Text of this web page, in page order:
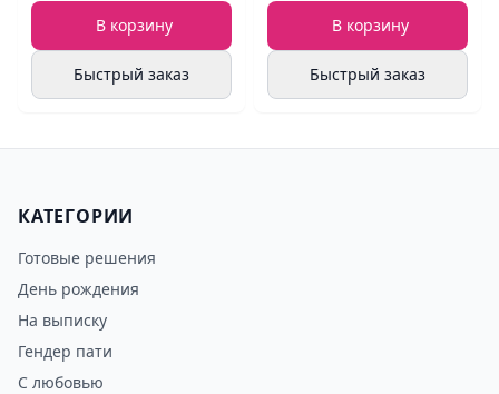
В корзину
Быстрый заказ
В корзину
Быстрый заказ
КАТЕГОРИИ
Готовые решения
День рождения
На выписку
Гендер пати
С любовью